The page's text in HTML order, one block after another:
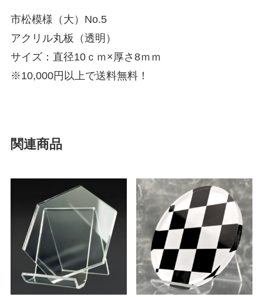
市松模様（大）No.5
アクリル丸板（透明）
サイズ：直径10ｃｍ×厚さ8ｍｍ
※10,000円以上で送料無料！
関連商品